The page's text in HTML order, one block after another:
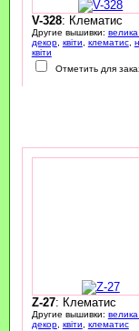
V-328: Клематис
Другие вышивки: велика
декор, квіти, клематис,
квіти
Отметить для
Z-27: Клематис
Другие вышивки: велика
декор, квіти
клематис